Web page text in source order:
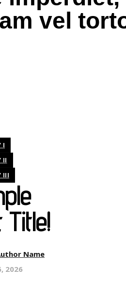
I
II
III
Name
2026
vel